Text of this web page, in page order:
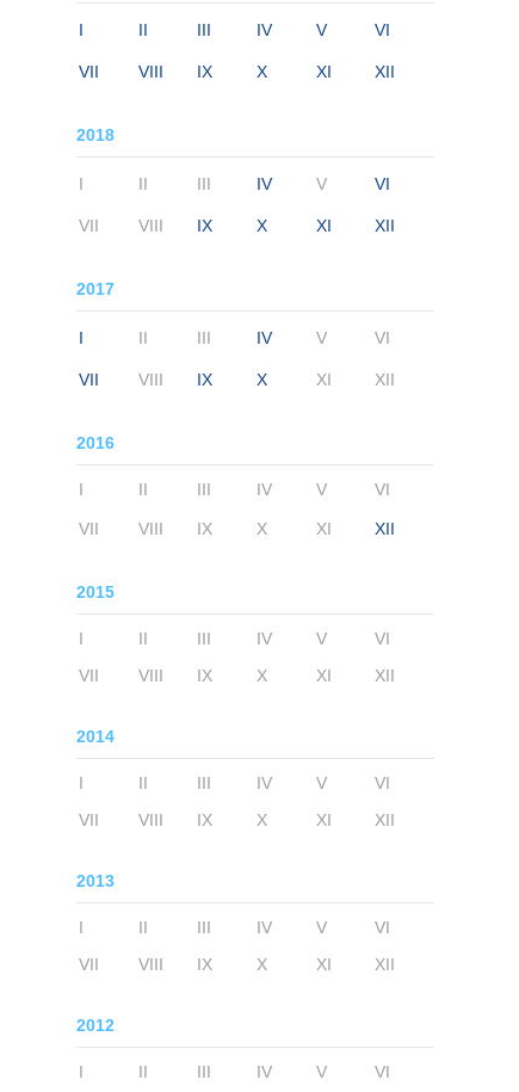
I II III IV V VI
VII VIII IX X XI XII
2018
I II III IV V VI
VII VIII IX X XI XII
2017
I II III IV V VI
VII VIII IX X XI XII
2016
I II III IV V VI
VII VIII IX X XI XII
2015
I II III IV V
VI
VII
VIII IX X XI XII
2014
I II III IV V
VI
VII
VIII IX X XI XII
2013
I II III IV V
VI
VII
VIII IX X XI XII
2012
I II III IV V
VI